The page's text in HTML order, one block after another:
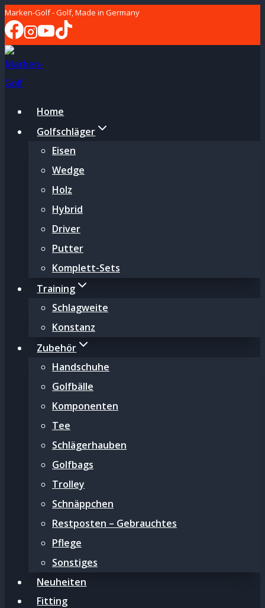
Zum
Inhalt
springen
Marken-Golf - Golf, Made in Germany
Home
Golfschläger
Eisen
Wedge
Holz
Hybrid
Driver
Putter
Komplett-Sets
Training
Schlagweite
Konstanz
Zubehör
Handschuhe
Golfbälle
Komponenten
Tee
Schlägerhauben
Golfbags
Trolley
Schnäppchen
Restposten – Gebrauchtes
Pflege
Sonstiges
Neuheiten
Fitting